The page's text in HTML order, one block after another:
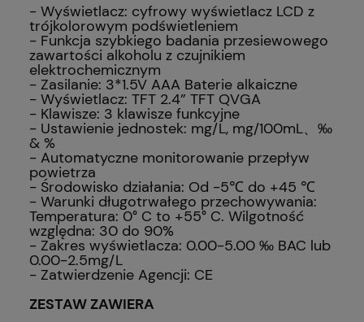
- Wyświetlacz: cyfrowy wyświetlacz LCD z
trójkolorowym podświetleniem
- Funkcja szybkiego badania przesiewowego
zawartości alkoholu z czujnikiem
elektrochemicznym
- Zasilanie: 3*1.5V AAA Baterie alkaiczne
- Wyświetlacz: TFT 2.4” TFT QVGA
- Klawisze: 3 klawisze funkcyjne
- Ustawienie jednostek: mg/L, mg/100mL、‰
& %
- Automatyczne monitorowanie przepływ
powietrza
- Środowisko działania: Od -5℃ do +45 ℃
- Warunki długotrwałego przechowywania:
Temperatura: 0° C to +55° C. Wilgotność
względna: 30 do 90%
- Zakres wyświetlacza: 0.00-5.00 ‰ BAC lub
0.00-2.5mg/L
- Zatwierdzenie Agencji: CE
ZESTAW ZAWIERA